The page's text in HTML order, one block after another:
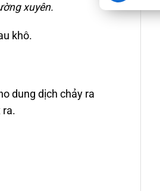
xuyên.
khô.
dung dịch chảy ra
ra.